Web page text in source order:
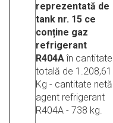
reprezentată de
tank nr. 15 ce
conține gaz
refrigerant
R404Aîn cantitate
totală de 1.208,61
Kg - cantitate netă
agent refrigerant
R404A - 738 kg.